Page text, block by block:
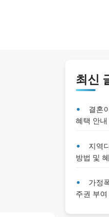
최신
결혼
혜택 안내
지역
방법 및
가정
주권 부